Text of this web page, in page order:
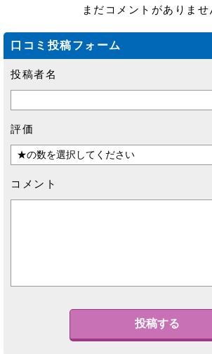
まだコメントがありませ
口コミ投稿フォーム
コメント
評価
投稿者名